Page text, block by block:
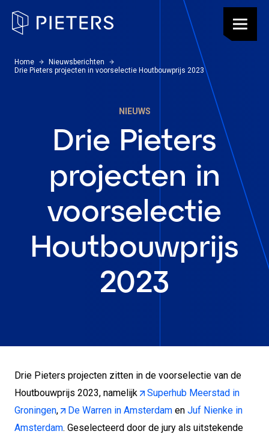
Pieters, terug naar de homepagina
Menu
U bevindt zich hier:
Home
Nieuwsberichten
Drie Pieters projecten in voorselectie Houtbouwprijs 2023
NIEUWS
Drie Pieters
projecten in
voorselectie
Houtbouwprijs
2023
Drie Pieters projecten zitten in de voorselectie van de
Houtbouwprijs 2023, namelijk
Superhub Meerstad in
Groningen, De Warren in Amsterdam en Juf Nienke in
Amsterdam. Geselecteerd door de jury als uitstekende